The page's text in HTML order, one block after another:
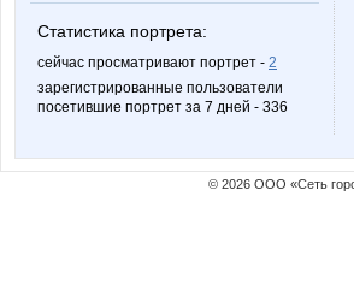
Статистика портрета:
сейчас просматривают портрет - 2
зарегистрированные пользователи
посетившие портрет за 7 дней - 336
© 2026 ООО «Сеть